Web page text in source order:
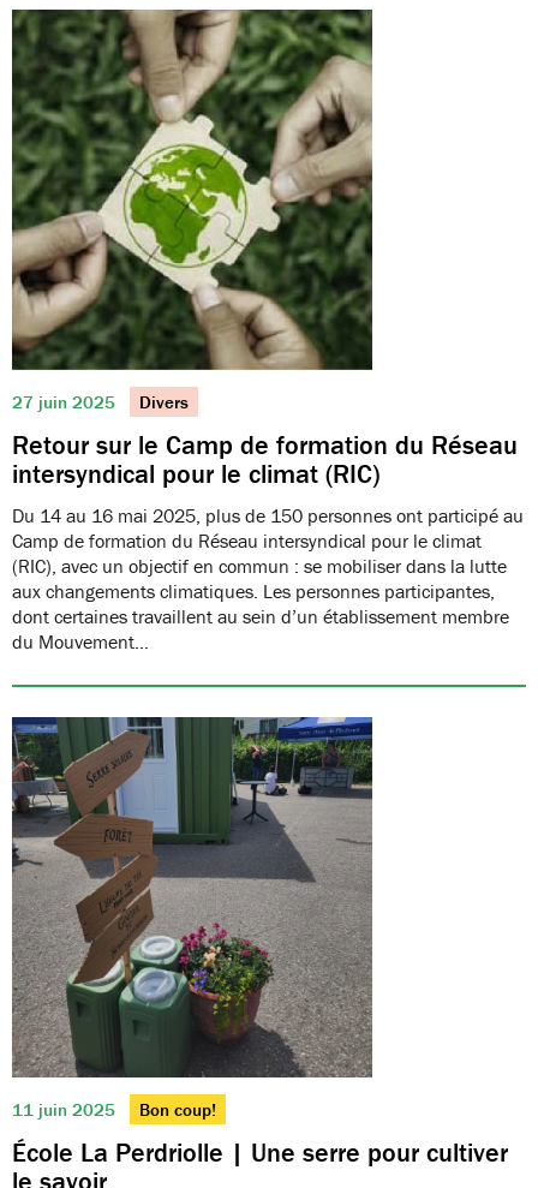
27 juin 2025 Divers
Retour sur le Camp de formation du Réseau
intersyndical pour le climat (RIC)
Du 14 au 16 mai 2025, plus de 150 personnes ont participé au
Camp de formation du Réseau intersyndical pour le climat
(RIC), avec un objectif en commun : se mobiliser dans la lutte
aux changements climatiques. Les personnes participantes,
dont certaines travaillent au sein d’un établissement membre
du Mouvement…
11 juin 2025 Bon coup!
École La Perdriolle | Une serre pour cultiver
le savoir